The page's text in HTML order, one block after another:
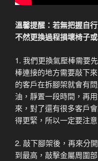
溫馨提醒：若無把握自
不然更換過程損壞椅子
1. 我們更換氣壓棒需要
棒連接的地方需要敲下
的客戶在拆腳架就會有
油，靜置一段時間，再
來，對了還有很多客戶
得更緊，所以一定要注意
2. 敲下腳架後，再來分
到最高，敲擊金屬周圍